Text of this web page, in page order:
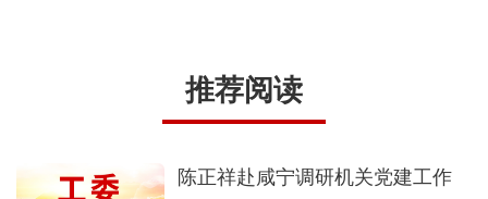
推荐阅读
陈正祥赴咸宁调研机关党建工作